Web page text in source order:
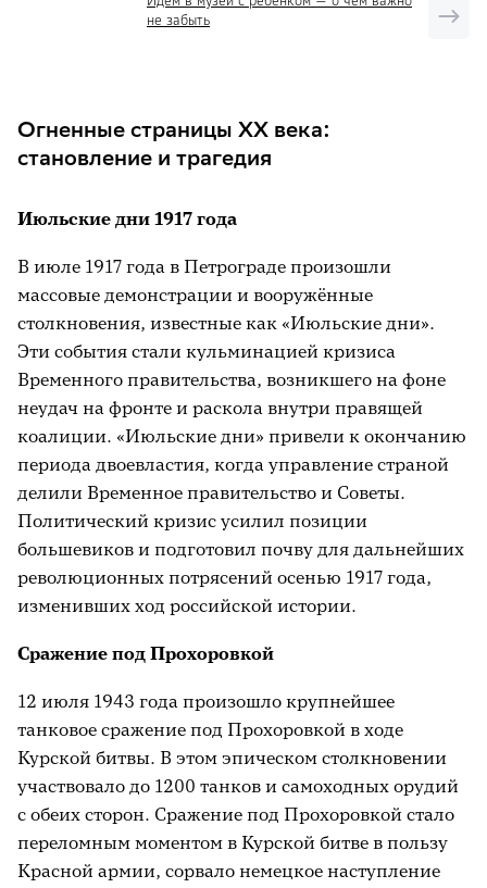
не забыть
Огненные страницы XX века:
становление и трагедия
Июльские дни 1917 года
В июле 1917 года в Петрограде произошли
массовые демонстрации и вооружённые
столкновения, известные как «Июльские дни».
Эти события стали кульминацией кризиса
Временного правительства, возникшего на фоне
неудач на фронте и раскола внутри правящей
коалиции. «Июльские дни» привели к окончанию
периода двоевластия, когда управление страной
делили Временное правительство и Советы.
Политический кризис усилил позиции
большевиков и подготовил почву для дальнейших
революционных потрясений осенью 1917 года,
изменивших ход российской истории.
Сражение под Прохоровкой
12 июля 1943 года произошло крупнейшее
танковое сражение под Прохоровкой в ходе
Курской битвы. В этом эпическом столкновении
участвовало до 1200 танков и самоходных орудий
с обеих сторон. Сражение под Прохоровкой стало
переломным моментом в Курской битве в пользу
Красной армии, сорвало немецкое наступление